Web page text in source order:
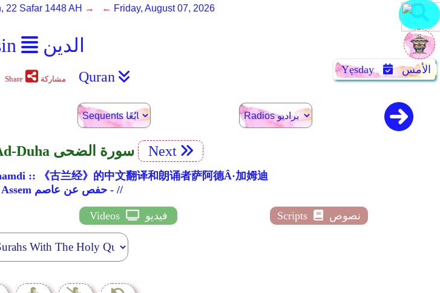
الدين
22 Safar 1448 AH → ← Friday, August 07, 2026
Yẹsday الأمس
Share مشاركة Quran
93. Surah Ad-Duha سورة الضحى Next
:: 《古兰经》的中文翻译和朗诵者萨阿德Â·加姆迪
// - Hafs for Assem حفص عن عاصم - //
Videos فيديو Scripts نصوص